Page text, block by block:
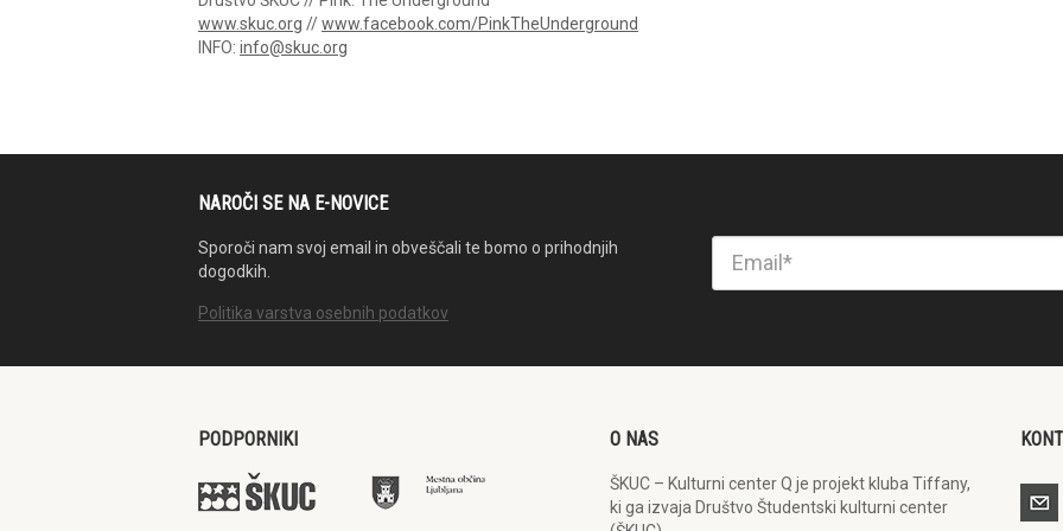
www.skuc.org //www.facebook.com/PinkTheUnderground
INFO: info@skuc.org
NAROČI SE NA E-NOVICE
Sporoči nam svoj email in obveščali te bomo o prihodnjih
dogodkih.
Politika varstva osebnih podatkov
PODPORNIKI O NAS
ŠKUC – Kulturni center Q je projekt kluba Tiffany,
ki ga izvaja Društvo Študentski kulturni center